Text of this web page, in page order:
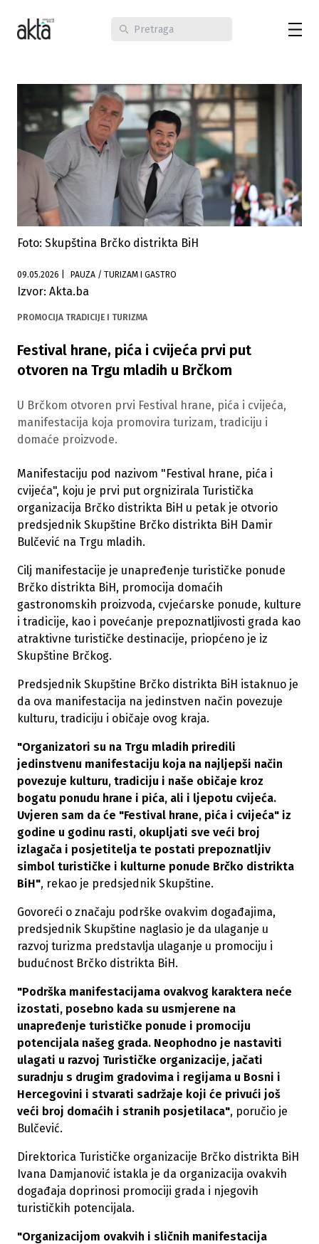
Foto: Skupština Brčko distrikta BiH
09.05.2026 PAUZA / TURIZAM I GASTRO
Izvor: Akta.ba
PROMOCIJA TRADICIJE I TURIZMA
Festival hrane, pića i cvijeća prvi put
otvoren na Trgu mladih u Brčkom
U Brčkom otvoren prvi Festival hrane, pića i cvijeća,
manifestacija koja promovira turizam, tradiciju i
domaće proizvode.
Manifestaciju pod nazivom "Festival hrane, pića i
cvijeća", koju je prvi put orgnizirala Turistička
organizacija Brčko distrikta BiH u petak je otvorio
predsjednik Skupštine Brčko distrikta BiH Damir
Bulčević na Trgu mladih.
Cilj manifestacije je unapređenje turističke ponude
Brčko distrikta BiH, promocija domaćih
gastronomskih proizvoda, cvjećarske ponude, kulture
i tradicije, kao i povećanje prepoznatljivosti grada kao
atraktivne turističke destinacije, priopćeno je iz
Skupštine Brčkog.
Predsjednik Skupštine Brčko distrikta BiH istaknuo je
da ova manifestacija na jedinstven način povezuje
kulturu, tradiciju i običaje ovog kraja.
"Organizatori su na Trgu mladih priredili
jedinstvenu manifestaciju koja na najljepši način
povezuje kulturu, tradiciju i naše običaje kroz
bogatu ponudu hrane i pića, ali i ljepotu cvijeća.
Uvjeren sam da će "Festival hrane, pića i cvijeća" iz
godine u godinu rasti, okupljati sve veći broj
izlagača i posjetitelja te postati prepoznatljiv
simbol turističke i kulturne ponude Brčko distrikta
BiH", rekao je predsjednik Skupštine.
Govoreći o značaju podrške ovakvim događajima,
predsjednik Skupštine naglasio je da ulaganje u
razvoj turizma predstavlja ulaganje u promociju i
budućnost Brčko distrikta BiH.
"Podrška manifestacijama ovakvog karaktera neće
izostati, posebno kada su usmjerene na
unapređenje turističke ponude i promociju
potencijala našeg grada. Neophodno je nastaviti
ulagati u razvoj Turističke organizacije, jačati
suradnju s drugim gradovima i regijama u Bosni i
Hercegovini i stvarati sadržaje koji će privući još
veći broj domaćih i stranih posjetilaca", poručio je
Bulčević.
Direktorica Turističke organizacije Brčko distrikta BiH
Ivana Damjanović istakla je da organizacija ovakvih
događaja doprinosi promociji grada i njegovih
turističkih potencijala.
"Organizacijom ovakvih i sličnih manifestacija